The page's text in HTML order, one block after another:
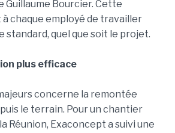
Guillaume Bourcier. Cette
chaque employé de travailler
standard, quel que soit le projet.
plus efficace
concerne la remontée
le terrain. Pour un chantier
Réunion, Exaconcept a suivi une